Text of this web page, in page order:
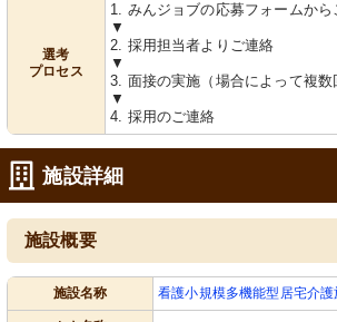
選考
プロセス
1. みんジョブの応募フォームから
▼
2. 採用担当者よりご連絡
▼
3. 面接の実施（場合によって複数
▼
4. 採用のご連絡
施設詳細
施設概要
施設名称 看護小規模多機能型居宅介護